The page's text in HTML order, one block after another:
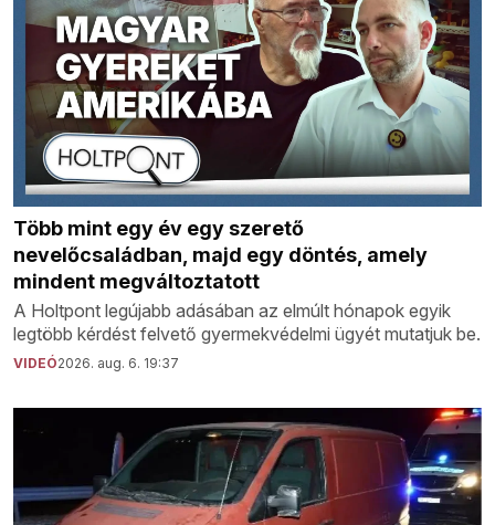
Több mint egy év egy szerető
nevelőcsaládban, majd egy döntés, amely
mindent megváltoztatott
A Holtpont legújabb adásában az elmúlt hónapok egyik
legtöbb kérdést felvető gyermekvédelmi ügyét mutatjuk be.
VIDEÓ2026. aug. 6. 19:37